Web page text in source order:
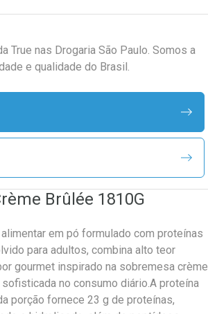
True nas Drogaria São Paulo. Somos a
e qualidade do Brasil.
Brûlée 1810G
alimentar em pó formulado com proteínas
para adultos, combina alto teor
gourmet inspirado na sobremesa crème
no consumo diário.A proteína
porção fornece 23 g de proteínas,